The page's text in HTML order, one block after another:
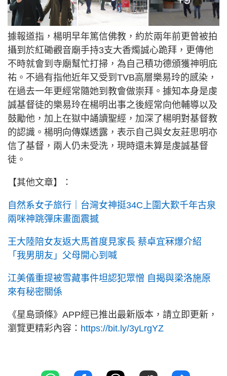
據報道指，楊明早年篤信佛教，約於兩年前更曾被拍
攝到於紅磡觀音廟手持3支大香燭誠心跪拜，更傳他
不時就會到寺廟幫忙打掃，為自己積功德頒獲神明庇
祐。不過有指他近年又受到TVB高層樂易玲的感染，
在過去一年更經常隨她到教會做崇拜。據知本身是虔
誠基督徒的樂易玲在楊明出事之後經常向他輔導以及
鼓勵他，加上在獄中誦讀聖經，加深了楊明對基督教
的認識。楊明向傳媒透露，表示自己與女友莊思明亦
信了基督，兩人仍未受洗，現時還未算是虔誠基督
徒。
【其他文章】：
自然系女子旅行｜台灣女神挺34C上圍大歎千年古泉
兩咪神跳彈床畫面震撼
王大陸陪女友返大馬首度見家長 蔡卓宜冧爆介紹
「我男朋友」父母開心到喊
江美儀重提被雪藏事件坦認犯眾憎 自揭與梁洛施原
來有秘密關係
《星島頭條》APP經已推出最新版本，請立即更新，
瀏覽更精彩內容： https://bit.ly/3yLrgYZ